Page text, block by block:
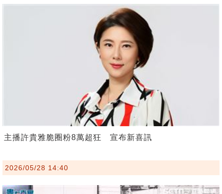
主播許貴雅脆圈粉8萬超狂 宣布新喜訊
2026/05/28 14:40